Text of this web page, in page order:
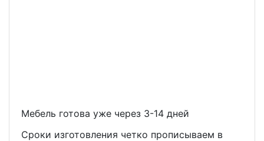
Мебель готова уже через 3-14 дней
Сроки изготовления четко прописываем в